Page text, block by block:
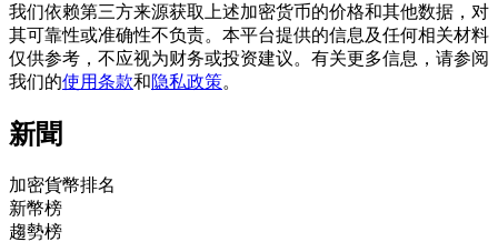
與頂尖交易專家同行
我们依赖第三方来源获取上述加密货币的价格和其他数据，对
其可靠性或准确性不负责。本平台提供的信息及任何相关材料
仅供参考，不应视为财务或投资建议。有关更多信息，请参阅
我们的使用条款和隐私政策。
新聞
加密貨幣排名
新幣榜
趨勢榜